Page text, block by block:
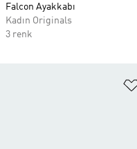
Falcon Ayakkabı
Kadın Originals
3 renk